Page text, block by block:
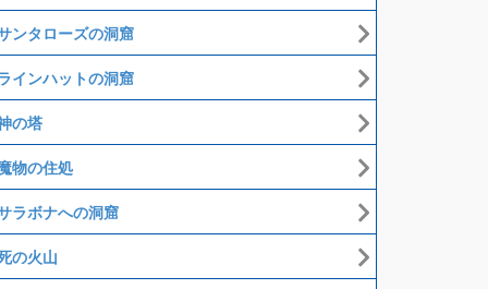
ンタローズの洞窟
インハットの洞窟
の塔
物の住処
ラボナへの洞窟
の火山